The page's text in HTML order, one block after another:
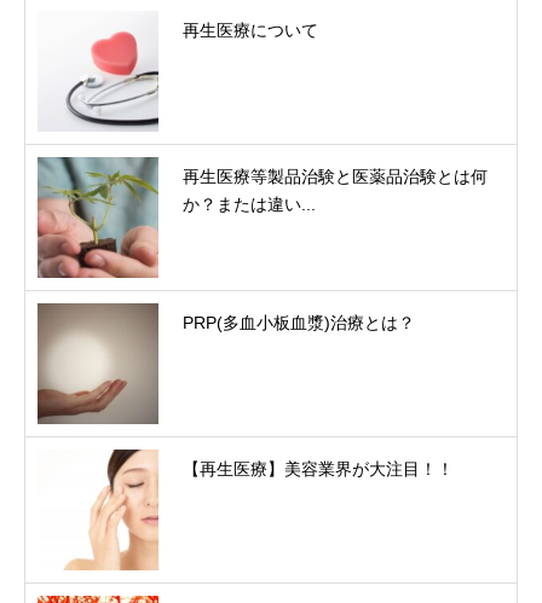
再生医療について
再生医療等製品治験と医薬品治験とは何
か？または違い...
PRP(多血小板血漿)治療とは？
【再生医療】美容業界が大注目！！